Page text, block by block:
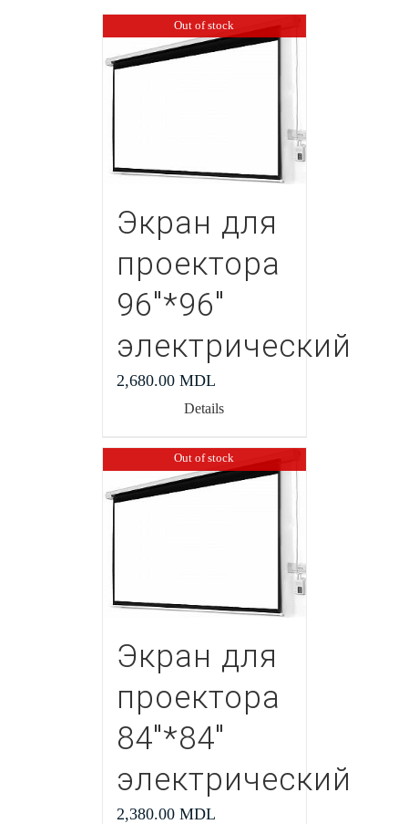
Out of stock
Экран для
проектора
96″*96″
электрический
2,680.00 MDL
Details
Out of stock
Экран для
проектора
84″*84″
электрический
2,380.00 MDL